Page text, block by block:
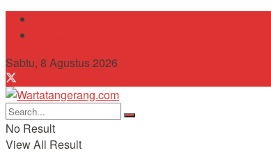
Sabtu, 8 Agustus 2026
No Result
View All Result